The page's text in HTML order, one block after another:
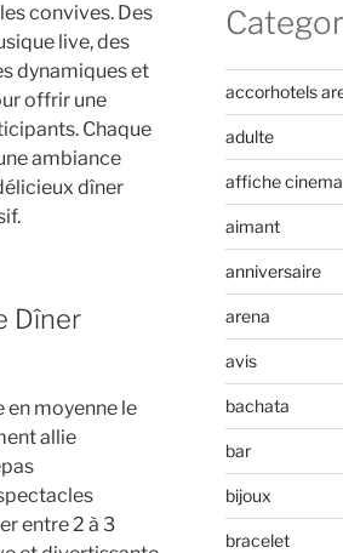
convives. Des
live, des
dynamiques et
offrir une
Chaque
ambiance
dîner
Dîner
moyenne le
allie
entre 2 à 3
accorhotels
adulte
affiche cinema
aimant
anniversaire
arena
avis
bachata
bar
bijoux
bracelet